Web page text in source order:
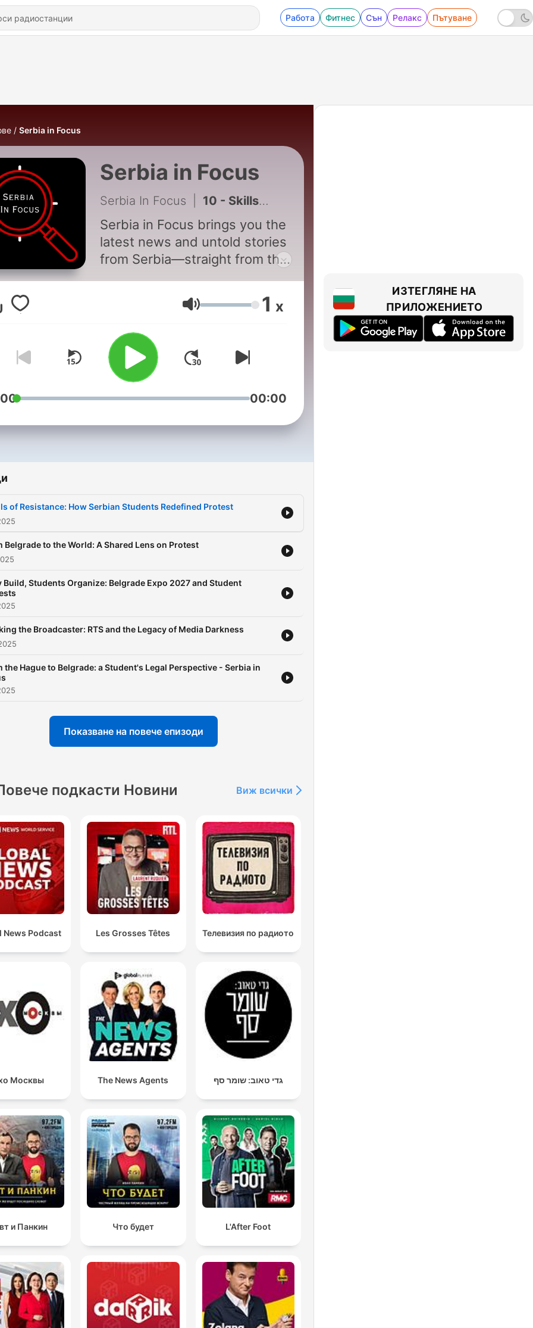
Работа Фитнес Сън Релакс Пътуване
Serbia in Focus
Serbia in Focus
Serbia In Focus 10 - Skills of Resistance: How Serbian Students Redefined Protest
Serbia in Focus brings you the
latest news and untold stories
from Serbia—straight from the
political developments,
student movements, and
an insider’s perspective on
what’s really happening. No
filters, no outside narratives—
just the voices of those living
Сила на звука 1 x
00:00
of Resistance: How Serbian Students Redefined Protest
Belgrade to the World: A Shared Lens on Protest
Build, Students Organize: Belgrade Expo 2027 and Student
the Broadcaster: RTS and the Legacy of Media Darkness
the Hague to Belgrade: a Student's Legal Perspective - Serbia in
Показване на повече епизоди
подкасти Новини Виж всички
News Podcast Les Grosses Têtes Телевизия по радиото
Москвы The News Agents גדי טאוב: שומר סף
и Панкин Что будет L'After Foot
ИЗТЕГЛЯНЕ НА
ПРИЛОЖЕНИЕТО